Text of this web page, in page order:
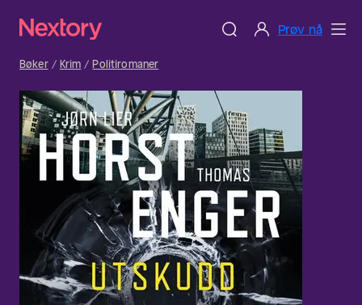
Prøv nå
Bøker Krim Politiromaner